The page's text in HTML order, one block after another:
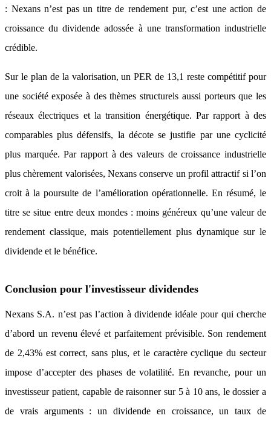
: Nexans n’est pas un titre de rendement pur, c’est une action de
croissance du dividende adossée à une transformation industrielle
crédible.
Sur le plan de la valorisation, un PER de 13,1 reste compétitif pour
une société exposée à des thèmes structurels aussi porteurs que les
réseaux électriques et la transition énergétique. Par rapport à des
comparables plus défensifs, la décote se justifie par une cyclicité
plus marquée. Par rapport à des valeurs de croissance industrielle
plus chèrement valorisées, Nexans conserve un profil attractif si l’on
croit à la poursuite de l’amélioration opérationnelle. En résumé, le
titre se situe entre deux mondes : moins généreux qu’une valeur de
rendement classique, mais potentiellement plus dynamique sur le
dividende et le bénéfice.
Conclusion pour l'investisseur dividendes
Nexans S.A. n’est pas l’action à dividende idéale pour qui cherche
d’abord un revenu élevé et parfaitement prévisible. Son rendement
de 2,43% est correct, sans plus, et le caractère cyclique du secteur
impose d’accepter des phases de volatilité. En revanche, pour un
investisseur patient, capable de raisonner sur 5 à 10 ans, le dossier a
de vrais arguments : un dividende en croissance, un taux de